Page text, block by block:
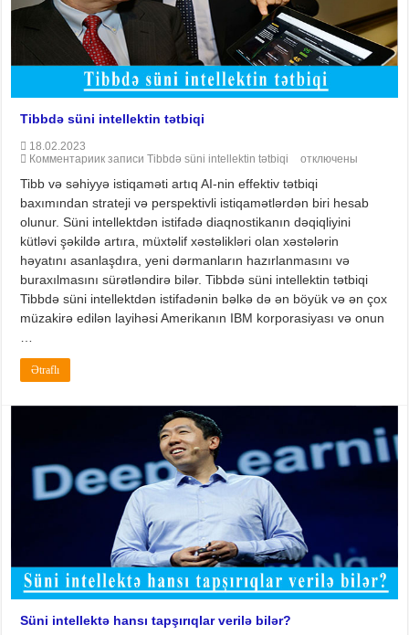
Tibbdə süni intellektin tətbiqi
18.02.2023
Комментариик записи Tibbdə süni intellektin tətbiqi отключены
Tibb və səhiyyə istiqaməti artıq AI-nin effektiv tətbiqi
baxımından strateji və perspektivli istiqamətlərdən biri hesab
olunur. Süni intellektdən istifadə diaqnostikanın dəqiqliyini
kütləvi şəkildə artıra, müxtəlif xəstəlikləri olan xəstələrin
həyatını asanlaşdıra, yeni dərmanların hazırlanmasını və
buraxılmasını sürətləndirə bilər. Tibbdə süni intellektin tətbiqi
Tibbdə süni intellektdən istifadənin bəlkə də ən böyük və ən çox
müzakirə edilən layihəsi Amerikanın IBM korporasiyası və onun
…
Ətraflı
Süni intellektə hansı tapşırıqlar verilə bilər?